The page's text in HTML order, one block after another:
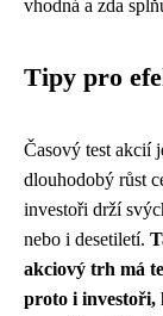
vhodná a zda
Tipy pro
Časový test akcií
dlouhodobý růst
investoři drží
nebo i desetiletí.
akciový trh má
proto i investoři,